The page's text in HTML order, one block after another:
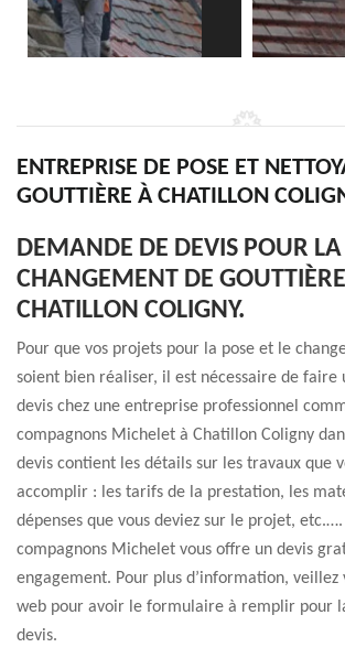
ENTREPRISE DE POSE ET
GOUTTIÈRE À CHATILLON
DEMANDE DE DEVIS POUR LA
CHANGEMENT DE
CHATILLON COLIGNY.
Pour que vos projets pour la pose et le
soient bien réaliser, il est nécessaire de faire
devis chez une entreprise professionnel
compagnons Michelet à Chatillon Coligny
devis contient les détails sur les travaux que
accomplir : les tarifs de la prestation, les
dépenses que vous deviez sur le projet,
compagnons Michelet vous offre un devis
engagement. Pour plus d’information, veillez
web pour avoir le formulaire à remplir pour
devis.